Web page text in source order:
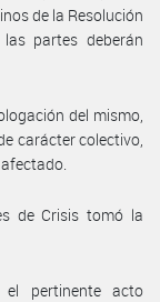
de la Resolución
partes deberán
del mismo,
carácter colectivo,
de Crisis tomó la
el pertinente acto